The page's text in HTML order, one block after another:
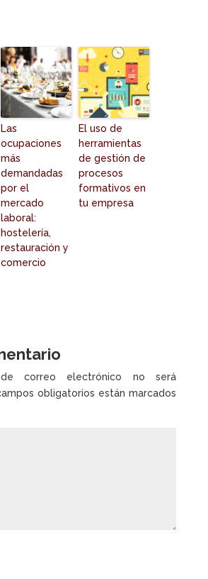
Las
ocupaciones
más
demandadas
por el
mercado
laboral:
hostelería,
restauración y
comercio
El uso de
herramientas
de gestión de
procesos
formativos en
tu empresa
correo electrónico no será
obligatorios están marcados